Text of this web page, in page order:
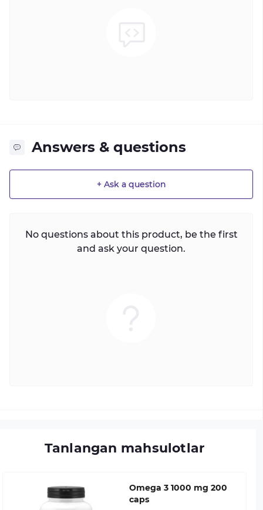
Answers & questions
+ Ask a question
No questions about this product, be the first
and ask your question.
Tanlangan mahsulotlar
Omega 3 1000 mg 200
caps